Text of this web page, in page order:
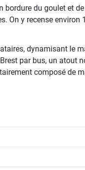
du goulet et
On y recense environ
dynamisant le
par bus, un atout
composé de